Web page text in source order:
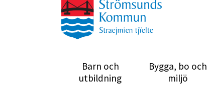
Barn och
utbild­ning
Bygga, bo och
miljö